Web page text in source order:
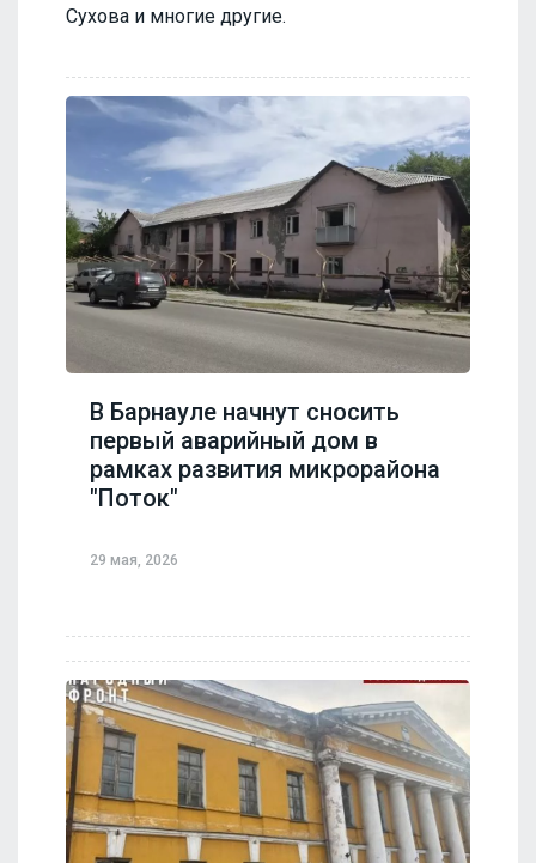
Сухова и многие другие.
В Барнауле начнут сносить
первый аварийный дом в
рамках развития микрорайона
"Поток"
29 мая, 2026